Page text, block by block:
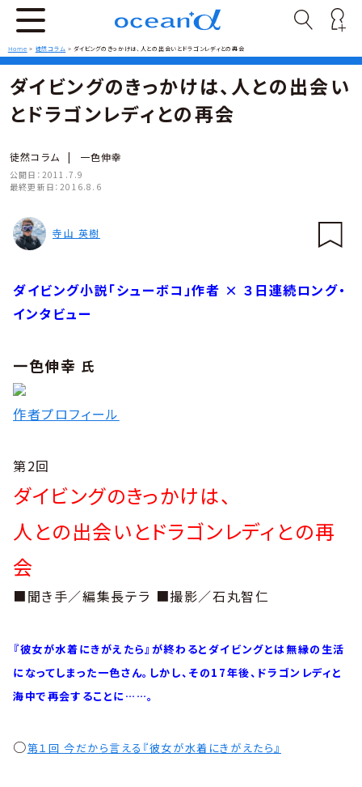
Home > 徒然コラム >ダイビングのきっかけは、人との出会いとドラゴンレディとの再会
ダイビングのきっかけは、人との出会い
とドラゴンレディとの再会
徒然コラム | 一色伸幸
公開日： 2011.7.9
最終更新日： 2016.8.6
寺山 英樹
ダイビング小説「シューボコ」作者 × ３日連続ロング・
インタビュー
一色伸幸 氏
作者プロフィール
第2回
ダイビングのきっかけは、
人との出会いとドラゴンレディとの再
会
■聞き手／編集長テラ ■撮影／石丸智仁
『彼女が水着にきがえたら』が終わるとダイビングとは無縁の生活
になってしまった一色さん。しかし、その17年後、ドラゴンレディと
海中で再会することに……。
○第１回 今だから言える『彼女が水着にきがえたら』